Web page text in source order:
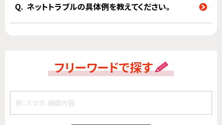
ネットトラブルの具体例を教えてください。
フリーワードで探す